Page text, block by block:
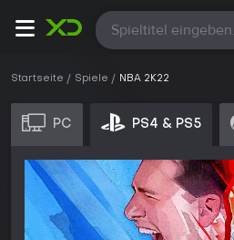
Alle
Startseite Spiele NBA 2K22
PC PS4 & PS5